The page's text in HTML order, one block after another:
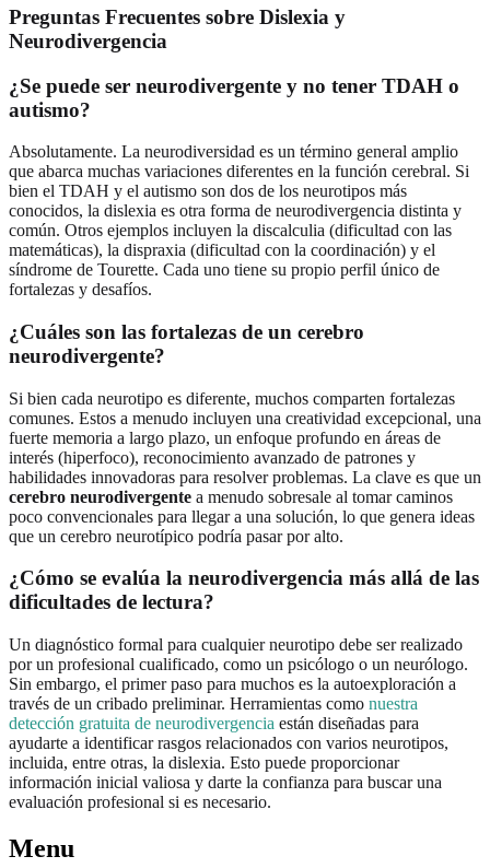
Preguntas Frecuentes sobre Dislexia y
Neurodivergencia
¿Se puede ser neurodivergente y no tener TDAH o
autismo?
Absolutamente. La neurodiversidad es un término general amplio
que abarca muchas variaciones diferentes en la función cerebral. Si
bien el TDAH y el autismo son dos de los neurotipos más
conocidos, la dislexia es otra forma de neurodivergencia distinta y
común. Otros ejemplos incluyen la discalculia (dificultad con las
matemáticas), la dispraxia (dificultad con la coordinación) y el
síndrome de Tourette. Cada uno tiene su propio perfil único de
fortalezas y desafíos.
¿Cuáles son las fortalezas de un cerebro
neurodivergente?
Si bien cada neurotipo es diferente, muchos comparten fortalezas
comunes. Estos a menudo incluyen una creatividad excepcional, una
fuerte memoria a largo plazo, un enfoque profundo en áreas de
interés (hiperfoco), reconocimiento avanzado de patrones y
habilidades innovadoras para resolver problemas. La clave es que un
cerebro neurodivergente a menudo sobresale al tomar caminos
poco convencionales para llegar a una solución, lo que genera ideas
que un cerebro neurotípico podría pasar por alto.
¿Cómo se evalúa la neurodivergencia más allá de las
dificultades de lectura?
Un diagnóstico formal para cualquier neurotipo debe ser realizado
por un profesional cualificado, como un psicólogo o un neurólogo.
Sin embargo, el primer paso para muchos es la autoexploración a
través de un cribado preliminar. Herramientas como nuestra
detección gratuita de neurodivergencia están diseñadas para
ayudarte a identificar rasgos relacionados con varios neurotipos,
incluida, entre otras, la dislexia. Esto puede proporcionar
información inicial valiosa y darte la confianza para buscar una
evaluación profesional si es necesario.
Menu